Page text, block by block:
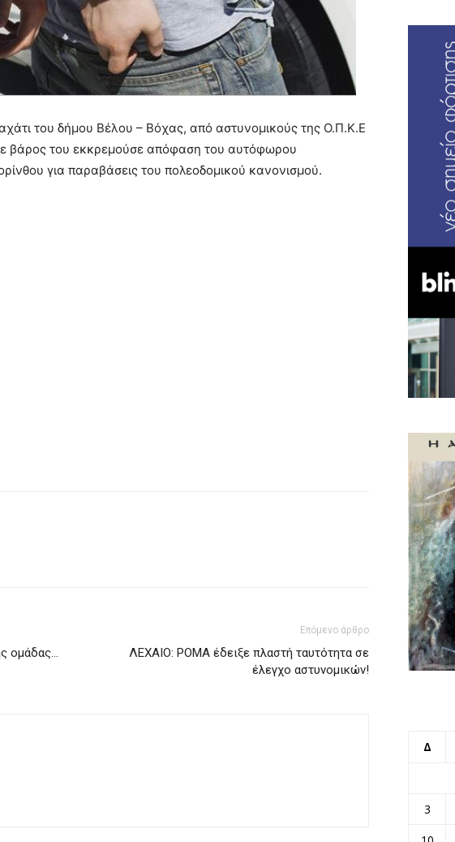
του δήμου Βέλου – Βόχας, από αστυνομικούς της Ο.Π.Κ.Ε
βάρος του εκκρεμούσε απόφαση του αυτόφωρου
για παραβάσεις του πολεοδομικού κανονισμού.
ομάδας…
Επόμενο άρθρο
ΛΕΧΑΙΟ: ΡΟΜΑ έδειξε πλαστή ταυτότητα σε
έλεγχο αστυνομικών!
Δ
3